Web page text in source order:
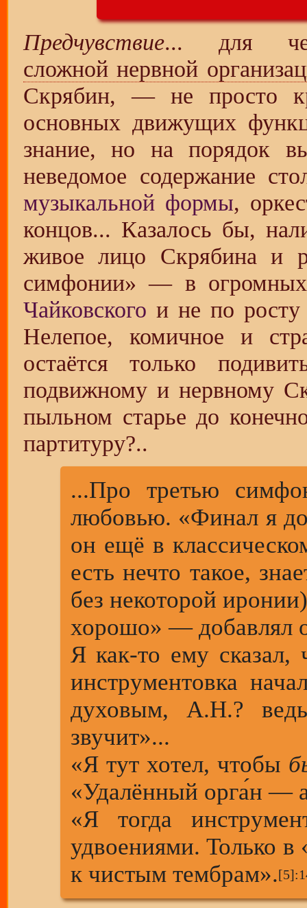
Предчувствие... для
сложной нервной
Скрябин, — не просто
основных движущих
знание, но на порядок
неведомое содержание
музыкальной формы,
концов... Казалось бы,
живое лицо Скрябина и
симфонии» — в
Чайковского и не по
Нелепое, комичное и
остаётся только
подвижному и нервному
пыльном старье до
партитуру?..
...Про третью
любовью. «Финал я
он ещё в
есть нечто такое,
без некоторой
хорошо» — добавлял
Я как-то ему сказал,
инструментовка
духовым, А.Н.?
звучит»...
«Я тут хотел, чтобы
«Удалённый орга́н —
«Я тогда
удвоениями. Только в
к чистым тембрам».[5]